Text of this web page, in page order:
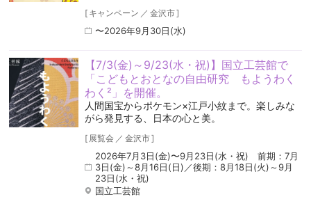
[ キャンペーン ／ 金沢市]
〜2026年9月30日(水)
【7/3(金)～9/23(水・祝)】国立工芸館で
「こどもとおとなの自由研究 もようわく
わく²」を開催。
人間国宝からポケモン×江戸小紋まで。楽しみな
がら発見する、日本の心と美。
[ 展覧会 ／ 金沢市]
2026年7月3日(金)〜9月23日(水・祝) 前期：7月
3日(金)～8月16日(日)／後期：8月18日(火)～9月
23日(水・祝)
国立工芸館